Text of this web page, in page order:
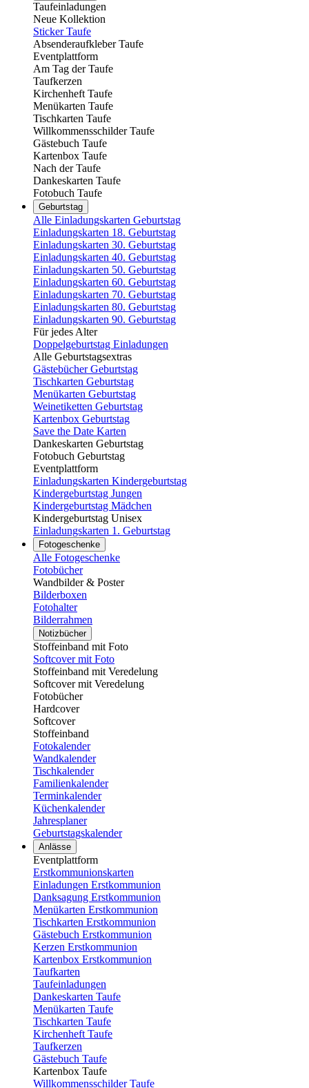
Taufeinladungen
Neue Kollektion
Sticker Taufe
Absenderaufkleber Taufe
Eventplattform
Am Tag der Taufe
Taufkerzen
Kirchenheft Taufe
Menükarten Taufe
Tischkarten Taufe
Willkommensschilder Taufe
Gästebuch Taufe
Kartenbox Taufe
Nach der Taufe
Dankeskarten Taufe
Fotobuch Taufe
Geburtstag
Alle Einladungskarten Geburtstag
Einladungskarten 18. Geburtstag
Einladungskarten 30. Geburtstag
Einladungskarten 40. Geburtstag
Einladungskarten 50. Geburtstag
Einladungskarten 60. Geburtstag
Einladungskarten 70. Geburtstag
Einladungskarten 80. Geburtstag
Einladungskarten 90. Geburtstag
Für jedes Alter
Doppelgeburtstag Einladungen
Alle Geburtstagsextras
Gästebücher Geburtstag
Tischkarten Geburtstag
Menükarten Geburtstag
Weinetiketten Geburtstag
Kartenbox Geburtstag
Save the Date Karten
Dankeskarten Geburtstag
Fotobuch Geburtstag
Eventplattform
Einladungskarten Kindergeburtstag
Kindergeburtstag Jungen
Kindergeburtstag Mädchen
Kindergeburtstag Unisex
Einladungskarten 1. Geburtstag
Fotogeschenke
Alle Fotogeschenke
Fotobücher
Wandbilder & Poster
Bilderboxen
Fotohalter
Bilderrahmen
Notizbücher
Stoffeinband mit Foto
Softcover mit Foto
Stoffeinband mit Veredelung
Softcover mit Veredelung
Fotobücher
Hardcover
Softcover
Stoffeinband
Fotokalender
Wandkalender
Tischkalender
Familienkalender
Terminkalender
Küchenkalender
Jahresplaner
Geburtstagskalender
Anlässe
Eventplattform
Erstkommunionskarten
Einladungen Erstkommunion
Danksagung Erstkommunion
Menükarten Erstkommunion
Tischkarten Erstkommunion
Gästebuch Erstkommunion
Kerzen Erstkommunion
Kartenbox Erstkommunion
Taufkarten
Taufeinladungen
Dankeskarten Taufe
Menükarten Taufe
Tischkarten Taufe
Kirchenheft Taufe
Taufkerzen
Gästebuch Taufe
Kartenbox Taufe
Willkommensschilder Taufe